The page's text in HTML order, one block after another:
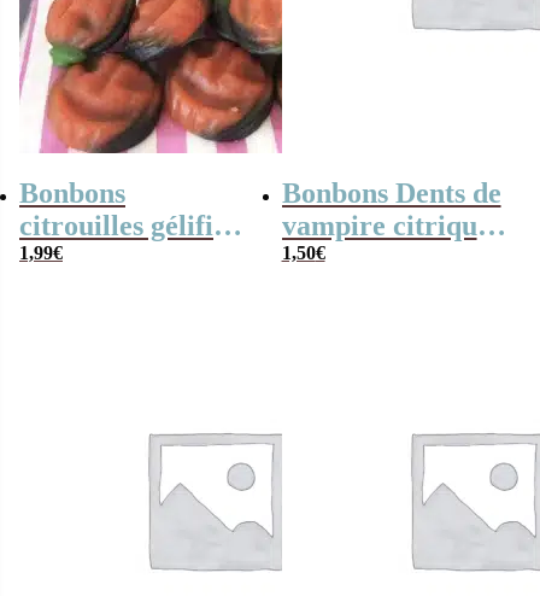
Bonbons
citrouilles gélifiés
x20 – 140g-
1,99€
Bonbons Dents de
vampire citriques
x10
1,50€